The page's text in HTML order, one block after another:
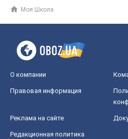
Моя Школа
О компании
Правовая информация
Реклама на сайте
Редакционная политика